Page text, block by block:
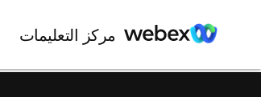
مركز التعليمات